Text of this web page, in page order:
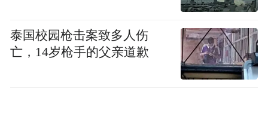
泰国校园枪击案致多人伤
亡，14岁枪手的父亲道歉